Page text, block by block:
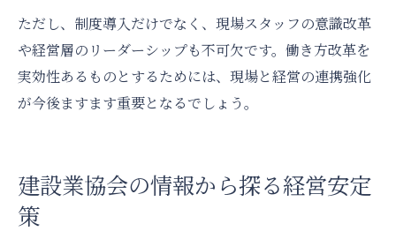
ただし、制度導入だけでなく、現場スタッフの意識改革
や経営層のリーダーシップも不可欠です。働き方改革を
実効性あるものとするためには、現場と経営の連携強化
が今後ますます重要となるでしょう。
建設業協会の情報から探る経営安定
策